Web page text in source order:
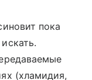
пока
(хламидия,